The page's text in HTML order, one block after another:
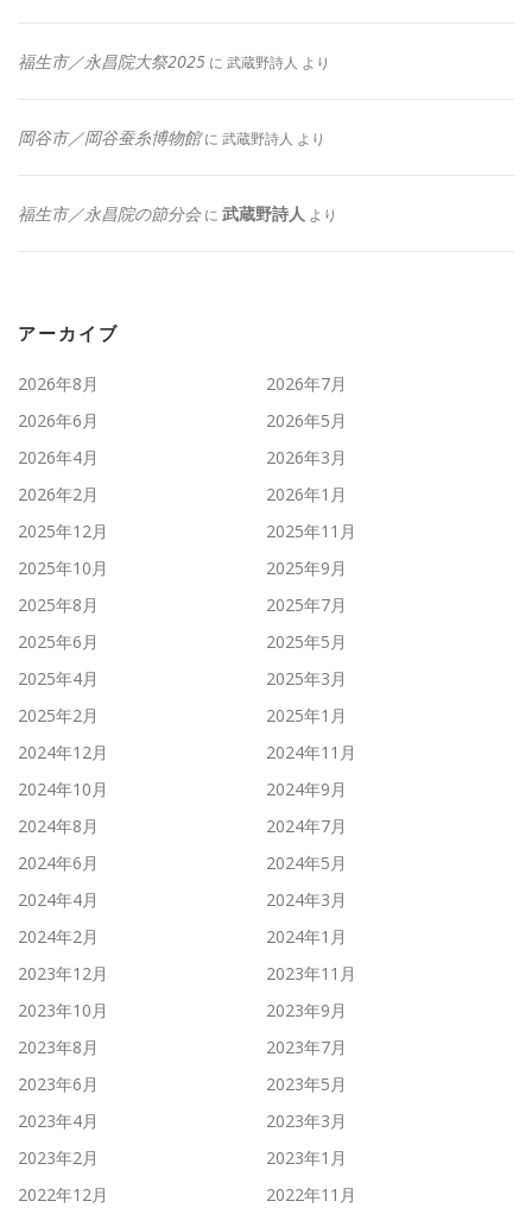
福生市／永昌院大祭2025 に 武蔵野詩人 より
岡谷市／岡谷蚕糸博物館に 武蔵野詩人 より
福生市／永昌院の節分会に 武蔵野詩人 より
アーカイブ
2026年8月
2026年7月
2026年6月
2026年5月
2026年4月
2026年3月
2026年2月
2026年1月
2025年12月
2025年11月
2025年10月
2025年9月
2025年8月
2025年7月
2025年6月
2025年5月
2025年4月
2025年3月
2025年2月
2025年1月
2024年12月
2024年11月
2024年10月
2024年9月
2024年8月
2024年7月
2024年6月
2024年5月
2024年4月
2024年3月
2024年2月
2024年1月
2023年12月
2023年11月
2023年10月
2023年9月
2023年8月
2023年7月
2023年6月
2023年5月
2023年4月
2023年3月
2023年2月
2023年1月
2022年12月
2022年11月